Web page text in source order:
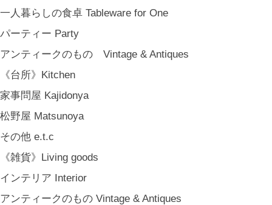
一人暮らしの食卓 Tableware for One
パーティー Party
アンティークのもの Vintage & Antiques
《台所》Kitchen
家事問屋 Kajidonya
松野屋 Matsunoya
その他 e.t.c
《雑貨》Living goods
インテリア Interior
アンティークのもの Vintage & Antiques